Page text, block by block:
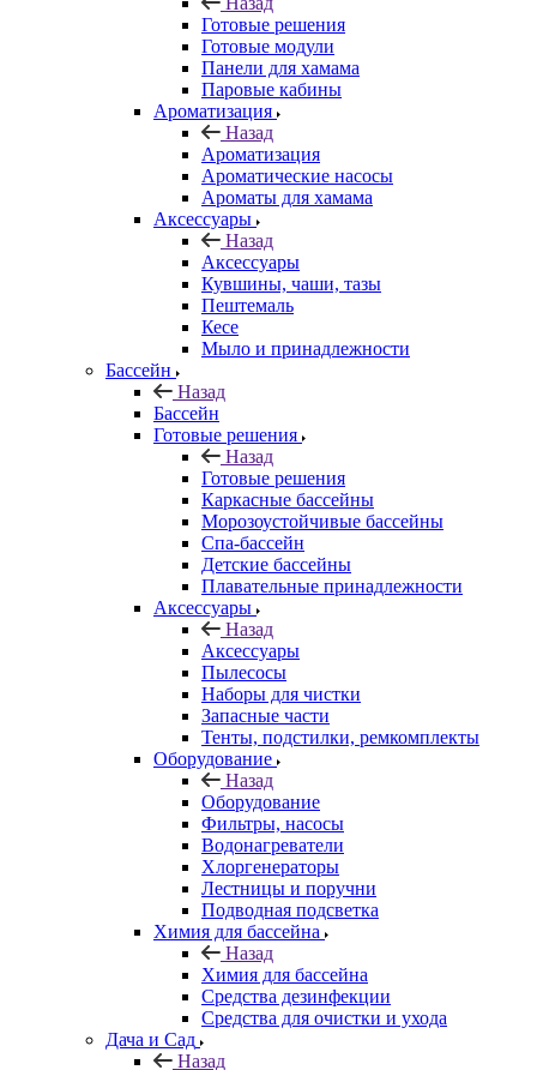
Готовые решения
Готовые модули
Панели для хамама
Паровые кабины
Ароматизация
Назад
Ароматизация
Ароматические насосы
Ароматы для хамама
Аксессуары
Назад
Аксессуары
Кувшины, чаши, тазы
Пештемаль
Кесе
Мыло и принадлежности
Бассейн
Назад
Бассейн
Готовые решения
Назад
Готовые решения
Каркасные бассейны
Морозоустойчивые бассейны
Спа-бассейн
Детские бассейны
Плавательные принадлежности
Аксессуары
Назад
Аксессуары
Пылесосы
Наборы для чистки
Запасные части
Тенты, подстилки, ремкомплекты
Оборудование
Назад
Оборудование
Фильтры, насосы
Водонагреватели
Хлоргенераторы
Лестницы и поручни
Подводная подсветка
Химия для бассейна
Назад
Химия для бассейна
Средства дезинфекции
Средства для очистки и ухода
Дача и Сад
Назад